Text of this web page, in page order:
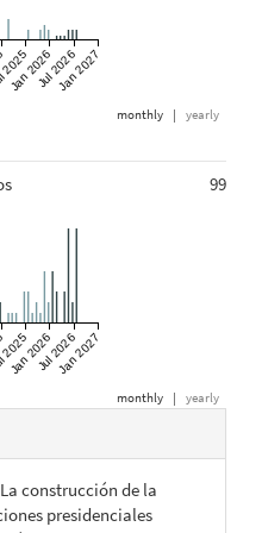
Jan 2026Jul 2026Jan 2027
monthly | yearly
99
Jan 2026Jul 2026Jan 2027
monthly | yearly
construcción de la
presidenciales